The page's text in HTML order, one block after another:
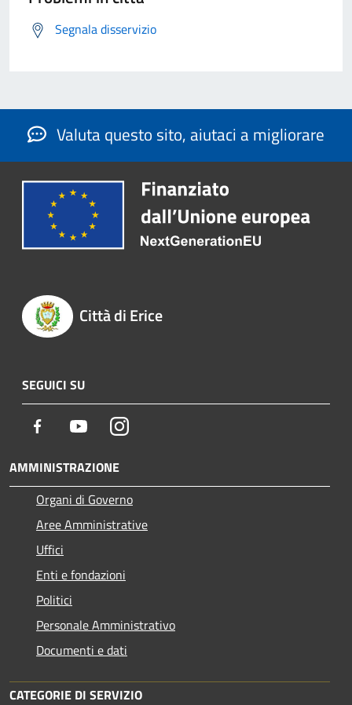
Segnala disservizio
Valuta questo sito, aiutaci a migliorare
Città di Erice
SEGUICI SU
Facebook YoutubeInstagram
AMMINISTRAZIONE
Organi di Governo
Aree Amministrative
Uffici
Enti e fondazioni
Politici
Personale Amministrativo
Documenti e dati
CATEGORIE DI SERVIZIO